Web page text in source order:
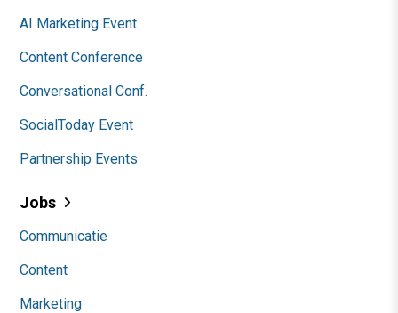
AI Marketing Event
Content Conference
Conversational Conf.
SocialToday Event
Partnership Events
Jobs
Communicatie
Content
Marketing